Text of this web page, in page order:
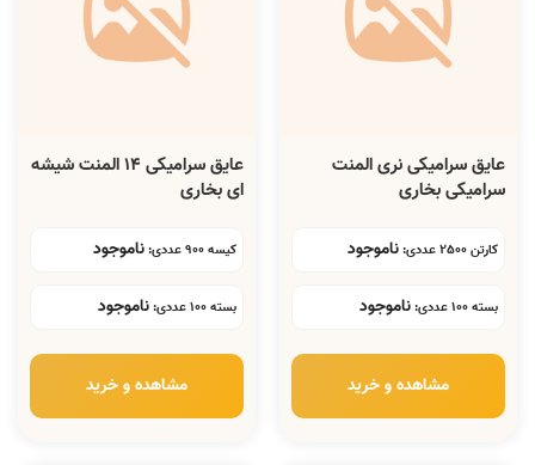
عایق سرامیکی نری المنت
سرامیکی بخاری
کارتن 2500 عددی: ناموجود
بسته 100 عددی: ناموجود
مشاهده و خرید
عایق سرامیکی 14 المنت شیشه
ای بخاری
کیسه 900 عددی: ناموجود
بسته 100 عددی: ناموجود
مشاهده و خرید